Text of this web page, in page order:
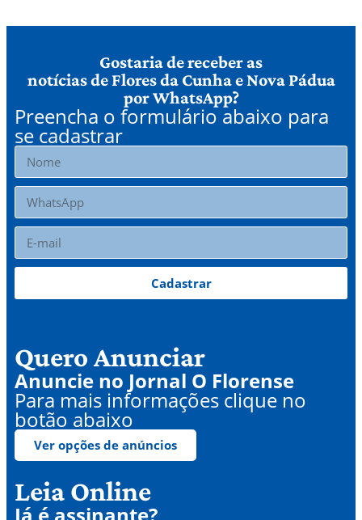
Gostaria de receber as
notícias de Flores da Cunha e Nova Pádua
por WhatsApp?
Preencha o formulário abaixo para
se cadastrar
Cadastrar
Quero Anunciar
Anuncie no Jornal O Florense
Para mais informações clique no
botão abaixo
Ver opções de anúncios
Leia Online
Já é assinante?